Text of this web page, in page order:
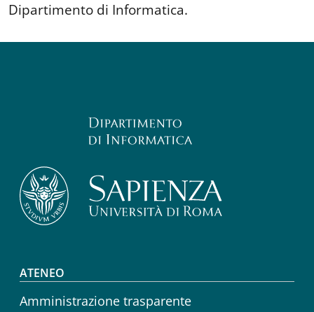
Dipartimento di Informatica.
Footer menu
ATENEO
Amministrazione trasparente